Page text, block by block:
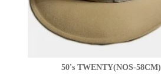
50's TWENTY(NOS-58CM)